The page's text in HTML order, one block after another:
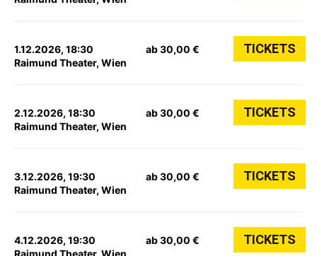
1.12.2026, 18:30
Raimund Theater, Wien
ab 30,00 € TICKETS
2.12.2026, 18:30
Raimund Theater, Wien
ab 30,00 € TICKETS
3.12.2026, 19:30
Raimund Theater, Wien
ab 30,00 € TICKETS
4.12.2026, 19:30
Raimund Theater, Wien
ab 30,00 € TICKETS